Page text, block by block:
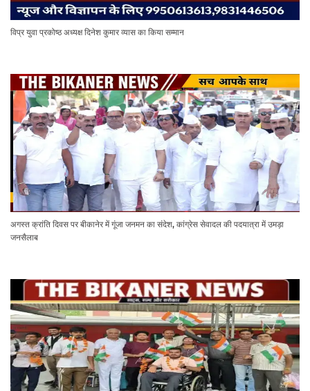
विप्र युवा प्रकोष्ठ अध्यक्ष दिनेश कुमार व्यास का किया सम्मान
अगस्त क्रांति दिवस पर बीकानेर में गूंजा जनमन का संदेश, कांग्रेस सेवादल की पदयात्रा में उमड़ा
जनसैलाब